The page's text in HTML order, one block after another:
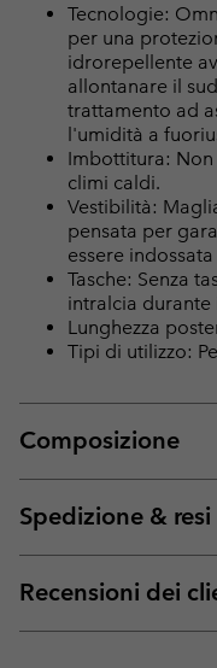
Tecnologie:
per una
idrorepellente
allontanare il
trattamento ad
l'umidità a
Imbottitura:
climi caldi.
Vestibilità:
pensata per
essere
Tasche: Senza
intralcia durante
Lunghezza
Tipi di utilizzo:
Composizione
Spedizione & resi
Recensioni dei